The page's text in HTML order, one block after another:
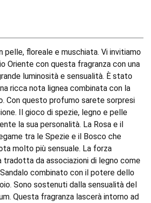
pelle, floreale e muschiata. Vi invitiamo
Oriente con questa fragranza con una
luminosità e sensualità. È stato
ricca nota lignea combinata con la
Con questo profumo sarete sorpresi
Il gioco di spezie, legno e pelle
la sua personalità. La Rosa e il
tra le Spezie e il Bosco che
molto più sensuale. La forza
da associazioni di legno come
combinato con il potere dello
Sono sostenuti dalla sensualità del
Questa fragranza lascerà intorno ad